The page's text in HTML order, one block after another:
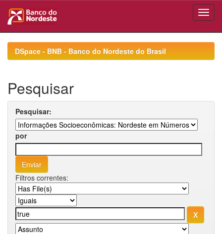
navigationDSpace - BNB - Banco do Nordeste do Brasil
Pesquisar
Pesquisar:
por
Filtros correntes: